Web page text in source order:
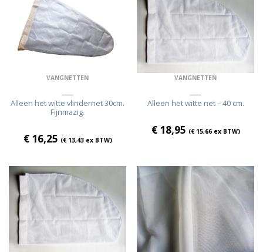
VANGNETTEN
Alleen het witte vlindernet 30cm.
Fijnmazig.
€16,25 (€13,43ex BTW)
VANGNETTEN
Alleen het witte net – 40 cm.
€18,95 (€15,66ex BTW)